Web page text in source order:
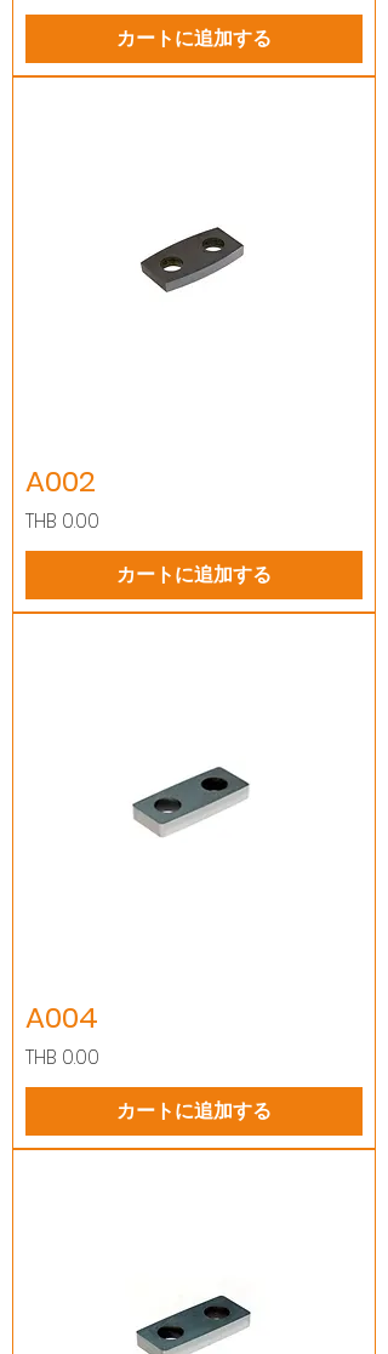
カートに追加する
A002
価格
THB 0.00
カートに追加する
A004
価格
THB 0.00
カートに追加する